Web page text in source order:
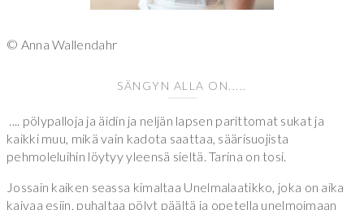
© Anna Wallendahr
SÄNGYN ALLA ON.....
.... pölypalloja ja äidin ja neljän lapsen parittomat sukat ja
kaikki muu, mikä vain kadota saattaa, säärisuojista
pehmoleluihin löytyy yleensä sieltä. Tarina on tosi.
Jossain kaiken seassa kimaltaa Unelmalaatikko, joka on aika
kaivaa esiin, puhaltaa pölyt päältä ja opetella unelmoimaan